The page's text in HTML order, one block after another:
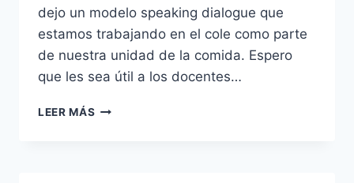
dejo un modelo speaking dialogue que
estamos trabajando en el cole como parte
de nuestra unidad de la comida. Espero
que les sea útil a los docentes…
LEER MÁS SPEAKING: